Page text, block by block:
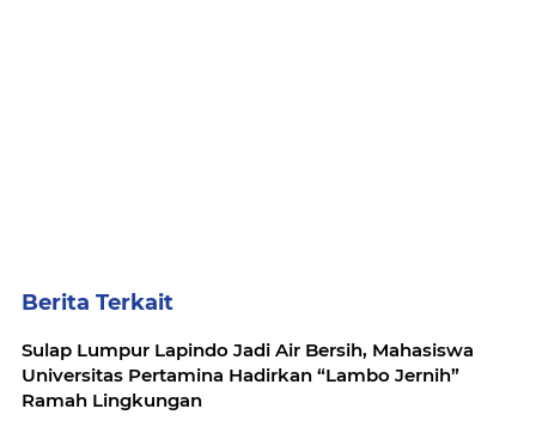
Berita Terkait
Sulap Lumpur Lapindo Jadi Air Bersih, Mahasiswa
Universitas Pertamina Hadirkan “Lambo Jernih”
Ramah Lingkungan